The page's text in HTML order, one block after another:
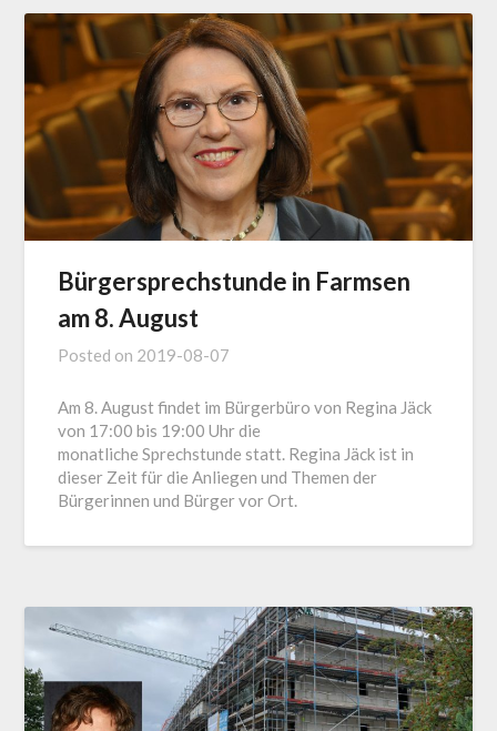
Bürgersprechstunde in Farmsen
am 8. August
Posted on 2019-08-07
Am 8. August findet im Bürgerbüro von Regina Jäck
von 17:00 bis 19:00 Uhr die
monatliche Sprechstunde statt. Regina Jäck ist in
dieser Zeit für die Anliegen und Themen der
Bürgerinnen und Bürger vor Ort.